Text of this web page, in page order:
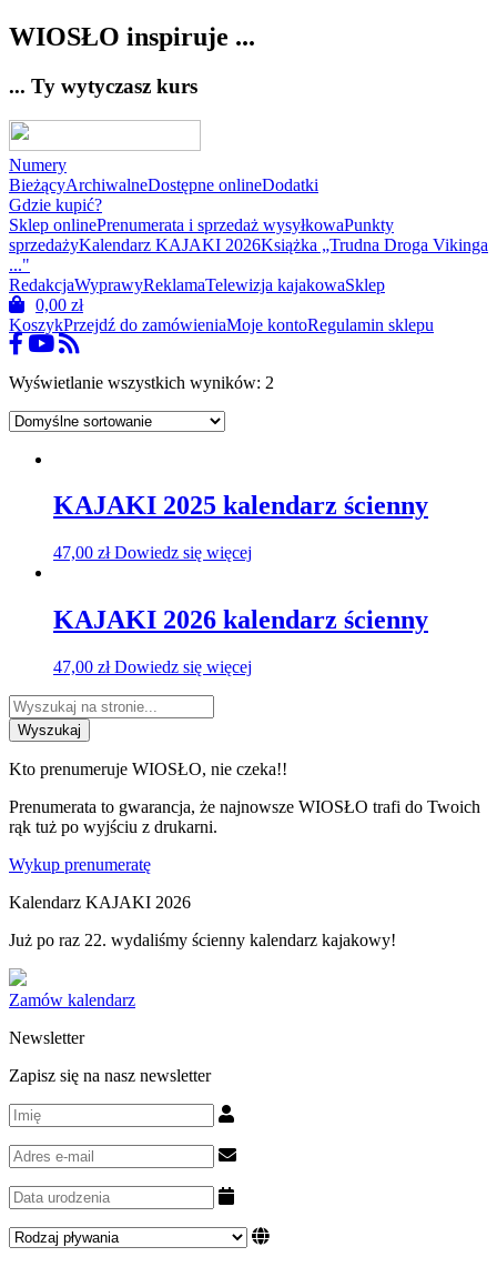
WIOSŁO inspiruje ...
... Ty wytyczasz kurs
Numery
BieżącyArchiwalneDostępne onlineDodatki
Gdzie kupić?
Sklep onlinePrenumerata i sprzedaż wysyłkowaPunkty
sprzedażyKalendarz KAJAKI 2026Książka „Trudna Droga Vikinga
..."
RedakcjaWyprawyReklamaTelewizja kajakowaSklep
0,00 zł
KoszykPrzejdź do zamówieniaMoje kontoRegulamin sklepu
Wyświetlanie wszystkich wyników: 2
KAJAKI 2025 kalendarz ścienny
47,00 zł Dowiedz się więcej
KAJAKI 2026 kalendarz ścienny
47,00 zł Dowiedz się więcej
Wyszukaj
Kto prenumeruje WIOSŁO, nie czeka!!
Prenumerata to gwarancja, że najnowsze WIOSŁO trafi do Twoich
rąk tuż po wyjściu z drukarni.
Wykup prenumeratę
Kalendarz KAJAKI 2026
Już po raz 22. wydaliśmy ścienny kalendarz kajakowy!
Zamów kalendarz
Newsletter
Zapisz się na nasz newsletter